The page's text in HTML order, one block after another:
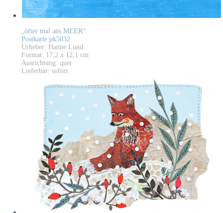
„öfter mal ans MEER“
Postkarte pk5032
Urheber: Hanne Lund
Format: 17,2 x 12,1 cm
Ausrichtung: quer
Lieferbar: sofort